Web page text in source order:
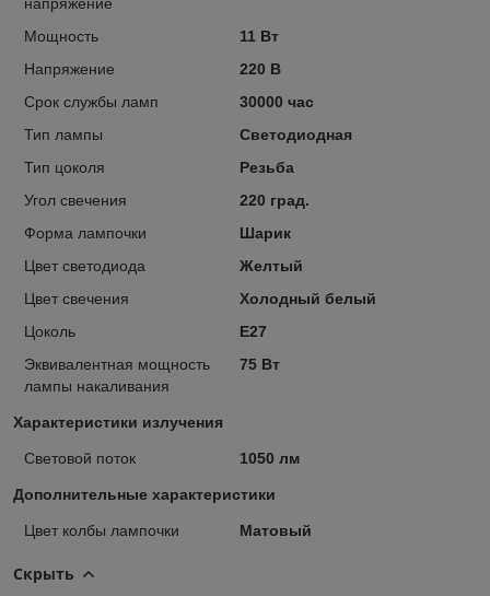
Мощность
11 Вт
Напряжение
220 В
Срок службы ламп
30000 час
Тип лампы
Светодиодная
Тип цоколя
Резьба
Угол свечения
220 град.
Форма лампочки
Шарик
Цвет светодиода
Желтый
Цвет свечения
Холодный белый
Цоколь
E27
Эквивалентная мощность
лампы накаливания
75 Вт
Характеристики излучения
Световой поток 1050 лм
Дополнительные характеристики
Цвет колбы лампочки Матовый
Скрыть